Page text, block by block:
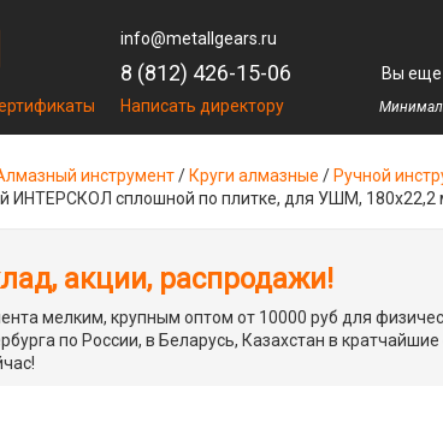
info@metallgears.ru
8 (812) 426-15-06
Написать директору
Вы еще
инструмент/ Круги алмазные / Ручной
ИНТЕРСКОЛ сплошной по плитке, для УШМ, 180х22,2
акции, распродажи!
мелким, крупным оптом от 10000 руб для
по России, в Беларусь, Казахстан в кратчайшие